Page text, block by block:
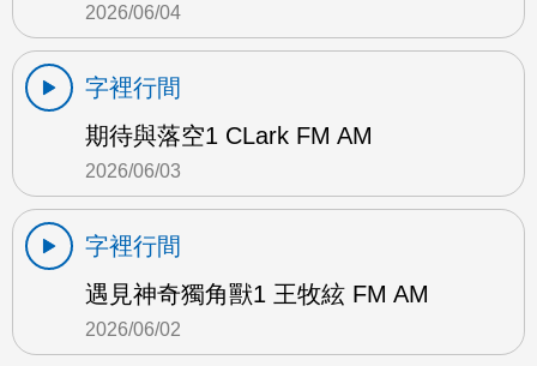
2026/06/04
字裡行間
期待與落空1 CLark FM AM
2026/06/03
字裡行間
遇見神奇獨角獸1 王牧絃 FM AM
2026/06/02